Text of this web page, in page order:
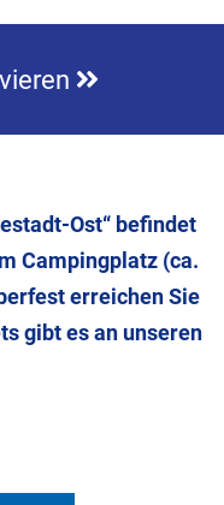
Ost“ befindet
Campingplatz (ca.
erreichen Sie
gibt es an unseren